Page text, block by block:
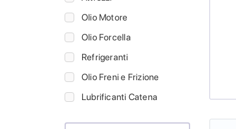
Olio Motore
Olio Forcella
Refrigeranti
Olio Freni e Frizione
Lubrificanti Catena